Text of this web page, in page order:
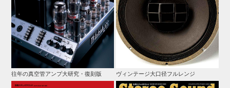
往年の真空管アンプ大研究・復刻版 ヴィンテージ大口径フルレンジ